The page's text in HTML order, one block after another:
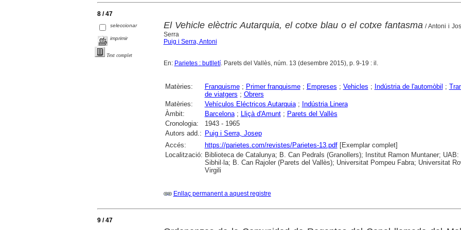
8 / 47
seleccionar
imprimir
Text complet
El Vehicle elèctric Autarquia, el cotxe blau o el cotxe fantasma / Antoni i
Serra
Puig i Serra, Antoni
En: Parietes : butlletí. Parets del Vallès, núm. 13 (desembre 2015), p. 9-19 : il.
Matèries: Franquisme; Primer franquisme; Empreses ; Vehicles ; Indústria de l'automòbil ;
de viatgers ; Obrers
Matèries:
Vehículos Eléctricos Autarquia; Indústria Linera
Àmbit:
Barcelona; Lliçà d'Amunt; Parets del Vallès
Cronologia:
1943 - 1965
Autors add.: Puig i Serra, Josep
Accés:
https://parietes.com/revistes/Parietes-13.pdf[Exemplar complet]
Localització: Biblioteca de Catalunya; B. Can Pedrals (Granollers); Institut Ramon Muntaner; UAB:
Sibhil·la; B. Can Rajoler (Parets del Vallès); Universitat Pompeu Fabra; Universitat
Virgili
Enllaç permanent a aquest registre
9 / 47